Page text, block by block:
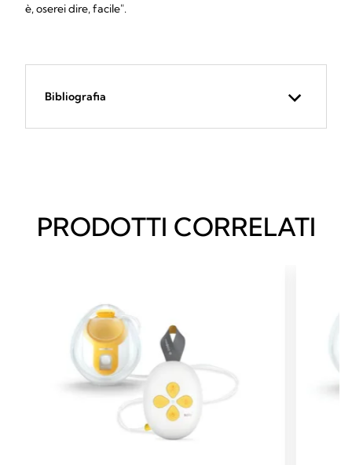
è, oserei dire, facile".
Bibliografia
PRODOTTI CORRELATI